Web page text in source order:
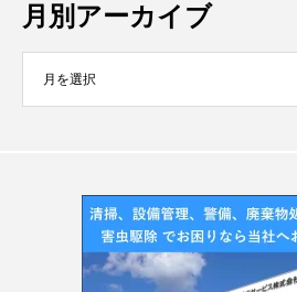
月別アーカイブ